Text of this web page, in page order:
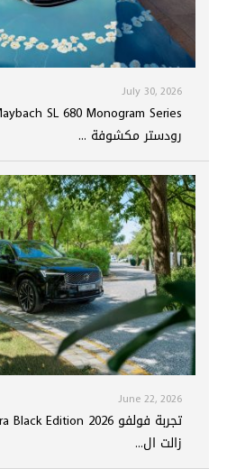
July 30, 2026
رودستر مكشوفة ...
June 22, 2026
زالت ال...